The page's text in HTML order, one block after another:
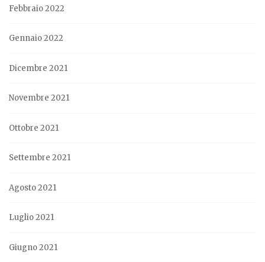
Febbraio 2022
Gennaio 2022
Dicembre 2021
Novembre 2021
Ottobre 2021
Settembre 2021
Agosto 2021
Luglio 2021
Giugno 2021